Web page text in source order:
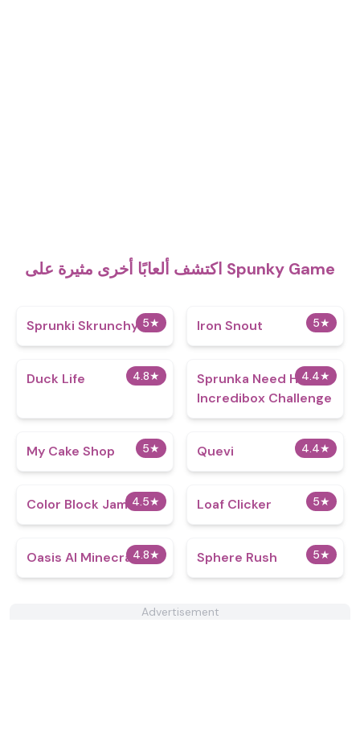
اكتشف ألعابًا أخرى مثيرة على Spunky Game
5★
Sprunki Skrunchy 2.0 5★
Iron Snout
4.8★
Duck Life 4.4★
Sprunka Need Help:
Incredibox Challenge
5★
My Cake Shop 4.4★
Quevi
4.5★
Color Block Jam 5★
Loaf Clicker
4.8★
Oasis AI Minecraft 5★
Sphere Rush
Advertisement